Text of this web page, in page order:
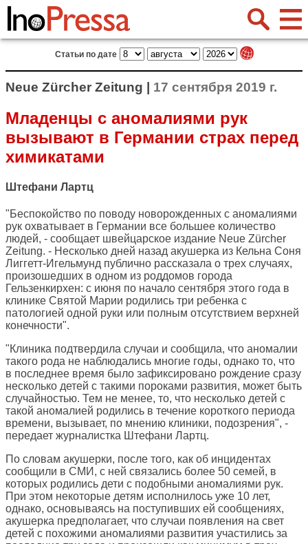
Статьи по дате
Neue Zürcher Zeitung | 17 сентября 2019 г.
Младенцы с аномалиями рук
вызывают в Германии страх перед
химикатами
Штефани Лартц
"Беспокойство по поводу новорожденных с аномалиями
рук охватывает в Германии все большее количество
людей, - сообщает швейцарское издание Neue Zürcher
Zeitung. - Несколько дней назад акушерка из Кельна Соня
Лиггетт-Игельмунд публично рассказала о трех случаях,
произошедших в одном из роддомов города
Гельзенкирхен: с июня по начало сентября этого года в
клинике Святой Марии родились три ребенка с
патологией одной руки или полным отсутствием верхней
конечности".
"Клиника подтвердила случаи и сообщила, что аномалии
такого рода не наблюдались многие годы, однако то, что
в последнее время было зафиксировано рождение сразу
несколько детей с такими пороками развития, может быть
случайностью. Тем не менее, то, что несколько детей с
такой аномалией родились в течение короткого периода
времени, вызывает, по мнению клиники, подозрения", -
передает журналистка Штефани Лартц.
По словам акушерки, после того, как об инцидентах
сообщили в СМИ, с ней связались более 50 семей, в
которых родились дети с подобными аномалиями рук.
При этом некоторые детям исполнилось уже 10 лет,
однако, основываясь на поступивших ей сообщениях,
акушерка предполагает, что случаи появления на свет
детей с похожими аномалиями развития участились за